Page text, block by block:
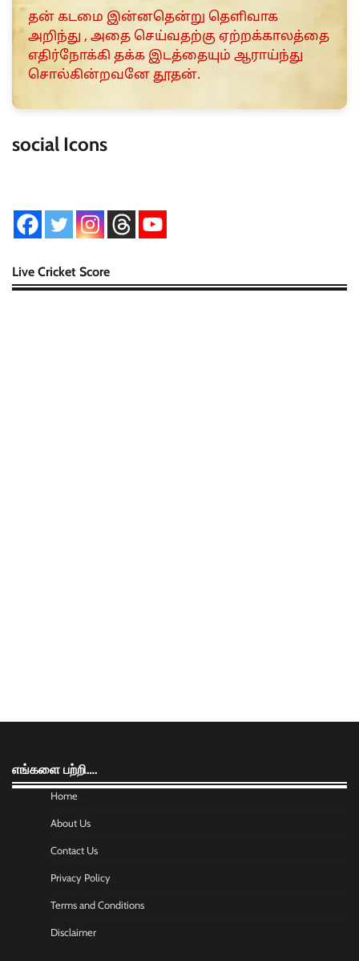
தன் கடமை இன்னதென்று தெளிவாக
அறிந்து , அதை செய்வதற்கு ஏற்றக்காலத்தை
எதிர்நோக்கி தக்க இடத்தையும் ஆராய்ந்து
சொல்கின்றவனே தூதன்.
social Icons
Live Cricket Score
எங்களை பற்றி….
Home
About Us
Contact Us
Privacy Policy
Terms and Conditions
Disclaimer